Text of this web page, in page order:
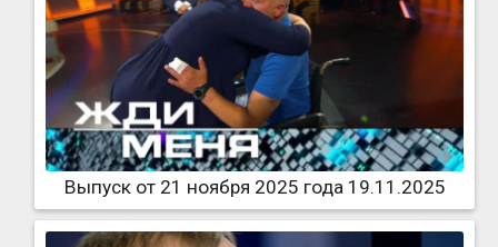
Выпуск от 21 ноября 2025 года 19.11.2025